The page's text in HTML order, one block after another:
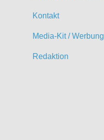
Kontakt
Media-Kit / Werbung
Redaktion